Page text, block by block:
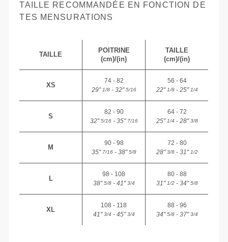
TAILLE RECOMMANDÉE EN FONCTION DE
TES MENSURATIONS
TAILLE
POITRINE
(cm)/(in)
TAILLE
(cm)/(in)
XS
74 - 82
29"1/8- 32"5/16
56 - 64
22"1/8- 25"1/4
S
82 - 90
32"5/16- 35"7/16
64 - 72
25"1/4 - 28"3/8
M
90 - 98
35"7/16- 38"5/8
72 - 80
28"3/8- 31"1/2
L
98 - 108
38"5/8- 41"3/4
80 - 88
31"1/2- 34"5/8
XL
108 - 118
41"3/4 - 45"3/4
88 - 96
34"5/8- 37"3/4